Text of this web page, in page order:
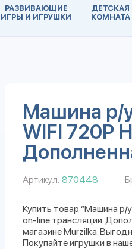
РАЗВИВАЮЩИЕ
ИГРЫ И ИГРУШКИ
ДЕТСКАЯ
КОМНАТА
Машина р/
WIFI 720Р
Артикул: 870448
Купить товар “Машина
on-line трансляции.
магазине Murzilka.
Покупайте игрушки в